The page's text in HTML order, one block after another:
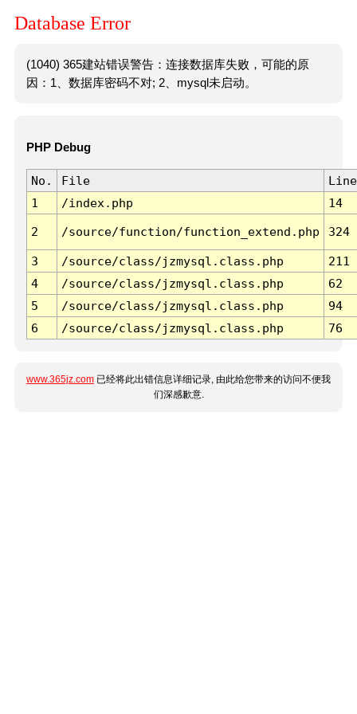
Database Error
(1040) 365建站错误警告：连接数据库失败，可能的原
因：1、数据库密码不对; 2、mysql未启动。
PHP Debug
No. File
Line
1
/index.php 14
2 /source/function/function_extend.php 324
3 /source/class/jzmysql.class.php
211
4
/source/class/jzmysql.class.php
62
5
/source/class/jzmysql.class.php
94
6
/source/class/jzmysql.class.php 76
www.365jz.com 已经将此出错信息详细记录, 由此给您带来的访问不便我
们深感歉意.